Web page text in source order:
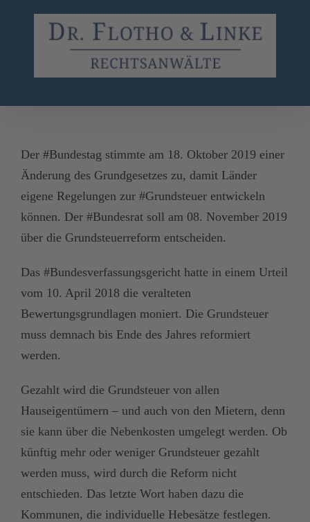
Der #Bundestag stimmte am 18. Oktober 2019 einer
Änderung des Grundgesetzes zu, damit Länder
eigene Regelungen zur #Grundsteuer entwickeln
können. Der #Bundesrat soll am 08. November 2019
über die Grundsteuerreform entscheiden.
Das #Bundesverfassungsgericht hatte in einem Urteil
vom 10. April 2018 die veralteten
Bewertungsgrundlagen moniert. Die Grundsteuer
muss demnach bis Ende des Jahres reformiert
werden.
Gezahlt wird die Grundsteuer von allen
Hauseigentümern – und auch von den Mietern, denn
sie kann über die Nebenkosten umgelegt werden. Ob
künftig mehr oder weniger Grundsteuer gezahlt
werden muss, wird durch die Reform nicht
entschieden. Das letzte Wort haben dazu die
Kommunen, die individuelle Hebesätze festlegen.